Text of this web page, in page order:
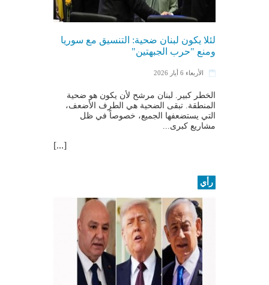
لئلا يكون لبنان ضحية: التنسيق مع سوريا
ومنع "حرب الجبهتين"
الأربعاء 6 أيار 2026
الخطر كبير. لبنان مرشح لأن يكون هو ضحية
المنطقة. تبقى الضحية هي الطرف الأضعف،
التي يستضعفها الجميع، خصوصاً في ظل
مشاريع كبرى...
[...]
رأي